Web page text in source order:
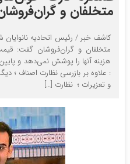
متخلفان و
کاشف خبر / رئیس اتحادیه نانوایان
متخلفان و گران‌فروشان گفت:
هزینه آنها را پوشش نمی‌دهد و
: علاوه بر بازرسی نظارت اصناف ؛
و تعزیرات ؛ نظارت […]